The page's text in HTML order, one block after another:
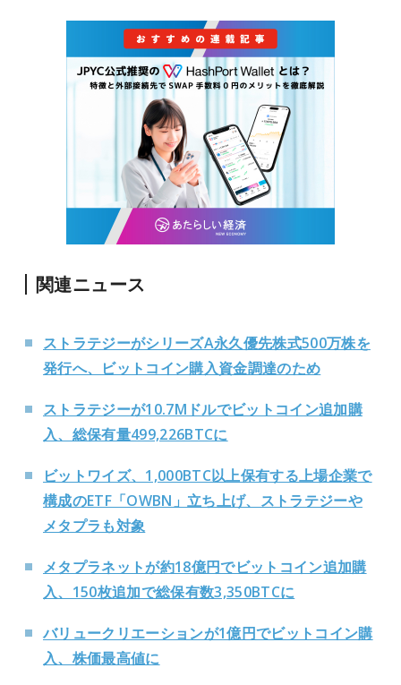
関連ニュース
ストラテジーがシリーズA永久優先株式500万株を
発行へ、ビットコイン購入資金調達のため
ストラテジーが10.7Mドルでビットコイン追加購
入、総保有量499,226BTCに
ビットワイズ、1,000BTC以上保有する上場企業で
構成のETF「OWBN」立ち上げ、ストラテジーや
メタプラも対象
メタプラネットが約18億円でビットコイン追加購
入、150枚追加で総保有数3,350BTCに
バリュークリエーションが1億円でビットコイン購
入、株価最高値に